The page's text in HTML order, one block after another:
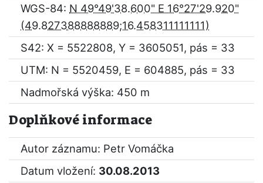
WGS-84: N 49°49'38.600" E 16°27'29.920"
S42: X = 5522808, Y = 3605051, pás = 33
UTM: N = 5520459, E = 604885, pás = 33
Nadmořská výška: 450 m
Doplňkové informace
Autor záznamu: Petr Vomáčka
Datum vložení: 30.08.2013